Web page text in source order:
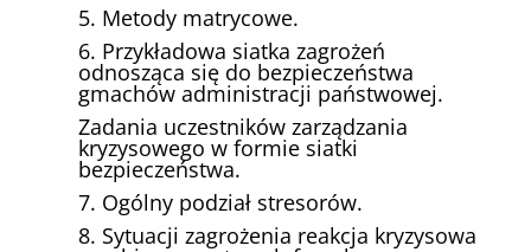
5. Metody matrycowe.
6. Przykładowa siatka zagrożeń
odnosząca się do bezpieczeństwa
gmachów administracji państwowej.
Zadania uczestników zarządzania
kryzysowego w formie siatki
bezpieczeństwa.
7. Ogólny podział stresorów.
8. Sytuacji zagrożenia reakcja kryzysowa